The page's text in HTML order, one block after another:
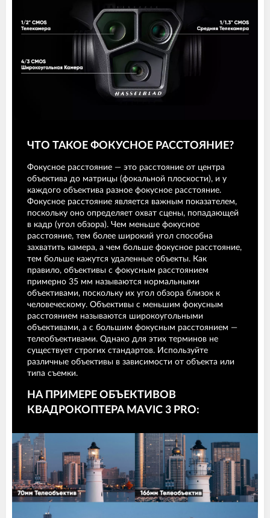
ЧТО ТАКОЕ ФОКУСНОЕ РАССТОЯНИЕ?
Фокусное расстояние — это расстояние от центра
объектива до матрицы (фокальной плоскости), и у
каждого объектива разное фокусное расстояние.
Фокусное расстояние является важным показателем,
поскольку оно определяет охват сцены, попадающей
в кадр (угол обзора). Чем меньше фокусное
расстояние, тем более широкий угол способна
захватить камера, а чем больше фокусное расстояние,
тем больше кажутся удаленные объекты. Как
правило, объективы с фокусным расстоянием
примерно 35 мм называются нормальными
объективами, поскольку их угол обзора близок к
человеческому. Объективы с меньшим фокусным
расстоянием называются широкоугольными
объективами, а с большим фокусным расстоянием —
телеобъективами. Однако для этих терминов не
существует строгих стандартов. Используйте
различные объективы в зависимости от объекта или
типа съемки.
НА ПРИМЕРЕ ОБЪЕКТИВОВ
КВАДРОКОПТЕРА MAVIC 3 PRO: